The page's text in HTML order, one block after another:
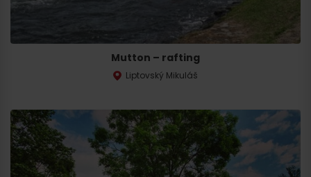
Mutton – rafting
Liptovský Mikuláš